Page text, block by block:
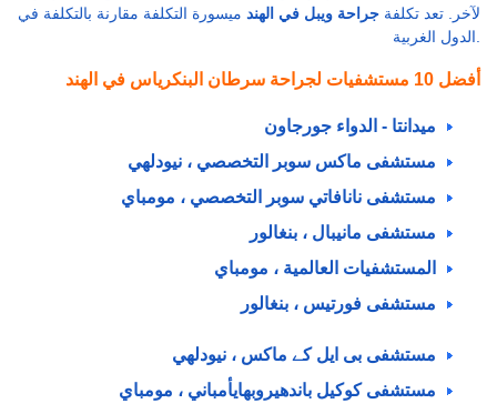
لآخر. تعد تكلفة جراحة ويبل في الهند ميسورة التكلفة مقارنة بالتكلفة في
أفضل 10 مستشفيات لجراحة سرطان البنكرياس في الهند
ميدانتا - الدواء جورجاون
مستشفى ماكس سوبر التخصصي ، نيودلهي
مستشفى نانافاتي سوبر التخصصي ، مومباي
مستشفى مانيبال ، بنغالور
المستشفيات العالمية ، مومباي
مستشفى فورتيس ، بنغالور
مستشفى بی ایل کے ماكس ، نيودلهي
مستشفى كوكيل باندهيروبهايأمباني ، مومباي